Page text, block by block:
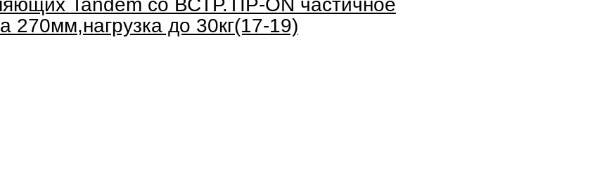
Tandem со ВСТР.TIP-ON частичное
270мм,нагрузка до 30кг(17-19)